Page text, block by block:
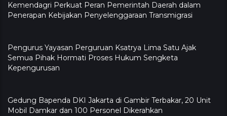
Kemendagri Perkuat Peran Pemerintah Daerah dalam
Penerapan Kebijakan Penyelenggaraan Transmigrasi
Pengurus Yayasan Perguruan Ksatrya Lima Satu Ajak
Semua Pihak Hormati Proses Hukum Sengketa
Kepengurusan
Gedung Bapenda DKI Jakarta di Gambir Terbakar, 20 Unit
Mobil Damkar dan 100 Personel Dikerahkan